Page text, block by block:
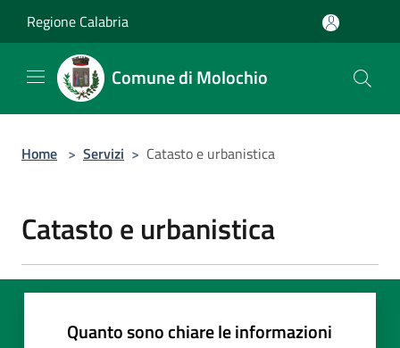
Regione Calabria
Comune di Molochio
Home > Servizi > Catasto e urbanistica
Catasto e urbanistica
Quanto sono chiare le informazioni